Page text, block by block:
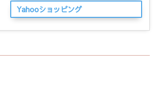
Yahooショッピング